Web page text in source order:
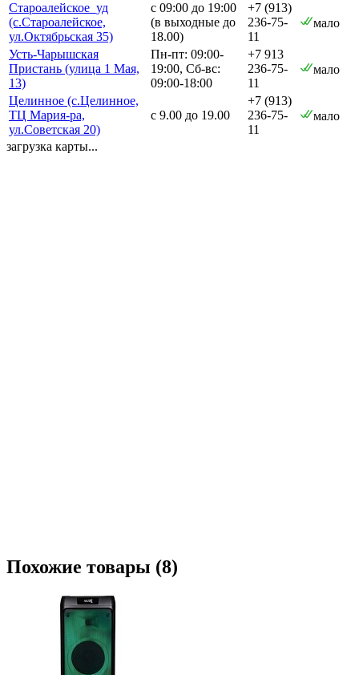
Староалейское_уд
(с.Староалейское,
ул.Октябрьская 35)
с 09:00 до 19:00
(в выходные до
18.00)
+7 (913)
236-75-
11
мало
Усть-Чарышская
Пристань (улица 1 Мая,
13)
Пн-пт: 09:00-
19:00, Сб-вс:
09:00-18:00
+7 913
236-75-
11
мало
Целинное (с.Целинное,
ТЦ Мария-ра,
ул.Советская 20)
с 9.00 до 19.00
+7 (913)
236-75-
11
мало
загрузка карты...
Похожие товары (8)